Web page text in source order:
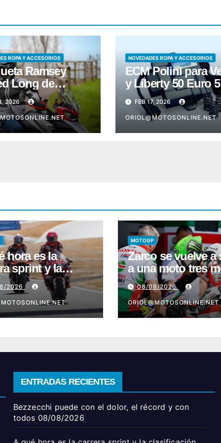
ROPA Y ACCESORIOS
Ramsey
Long de
2026
NOVEDADES ROPA Y ACCESORIOS
ECM Polini para
y Liberty 50 Euro 5
FEB 17, 2026
ORIOL@MOTOSONLINE.NET
hora es la
sprint y la
de
en Silverstone
2026
MOTOGP
Zarco se vuelve a
a una moto tres
después de su
lesión
08/08/2026
ORIOL@MOTOSONLINE.NET
ENTRADAS RECIENTES
Bezzecchi puede con el dolor, el récord y con
todos 08/08/2026